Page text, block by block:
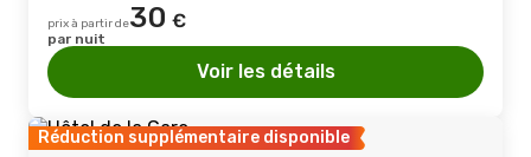
prix à partir de30 €
par nuit
Voir les détails
Réduction supplémentaire disponible